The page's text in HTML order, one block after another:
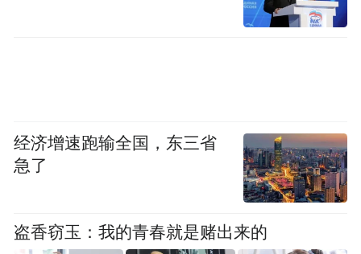
合作平台，更通过前沿观点碰撞与成果发
“特别声明：以上作品内容(包括在内的视频、图片或音
频)为凤凰网旗下自媒体平台“大风号”用户上传并发
Notice: The content above (including the videos,
pictures and audios if any) is uploaded and posted
经济增速跑输全国，东三省
急了
盗香窃玉：我的青春就是赌出来的